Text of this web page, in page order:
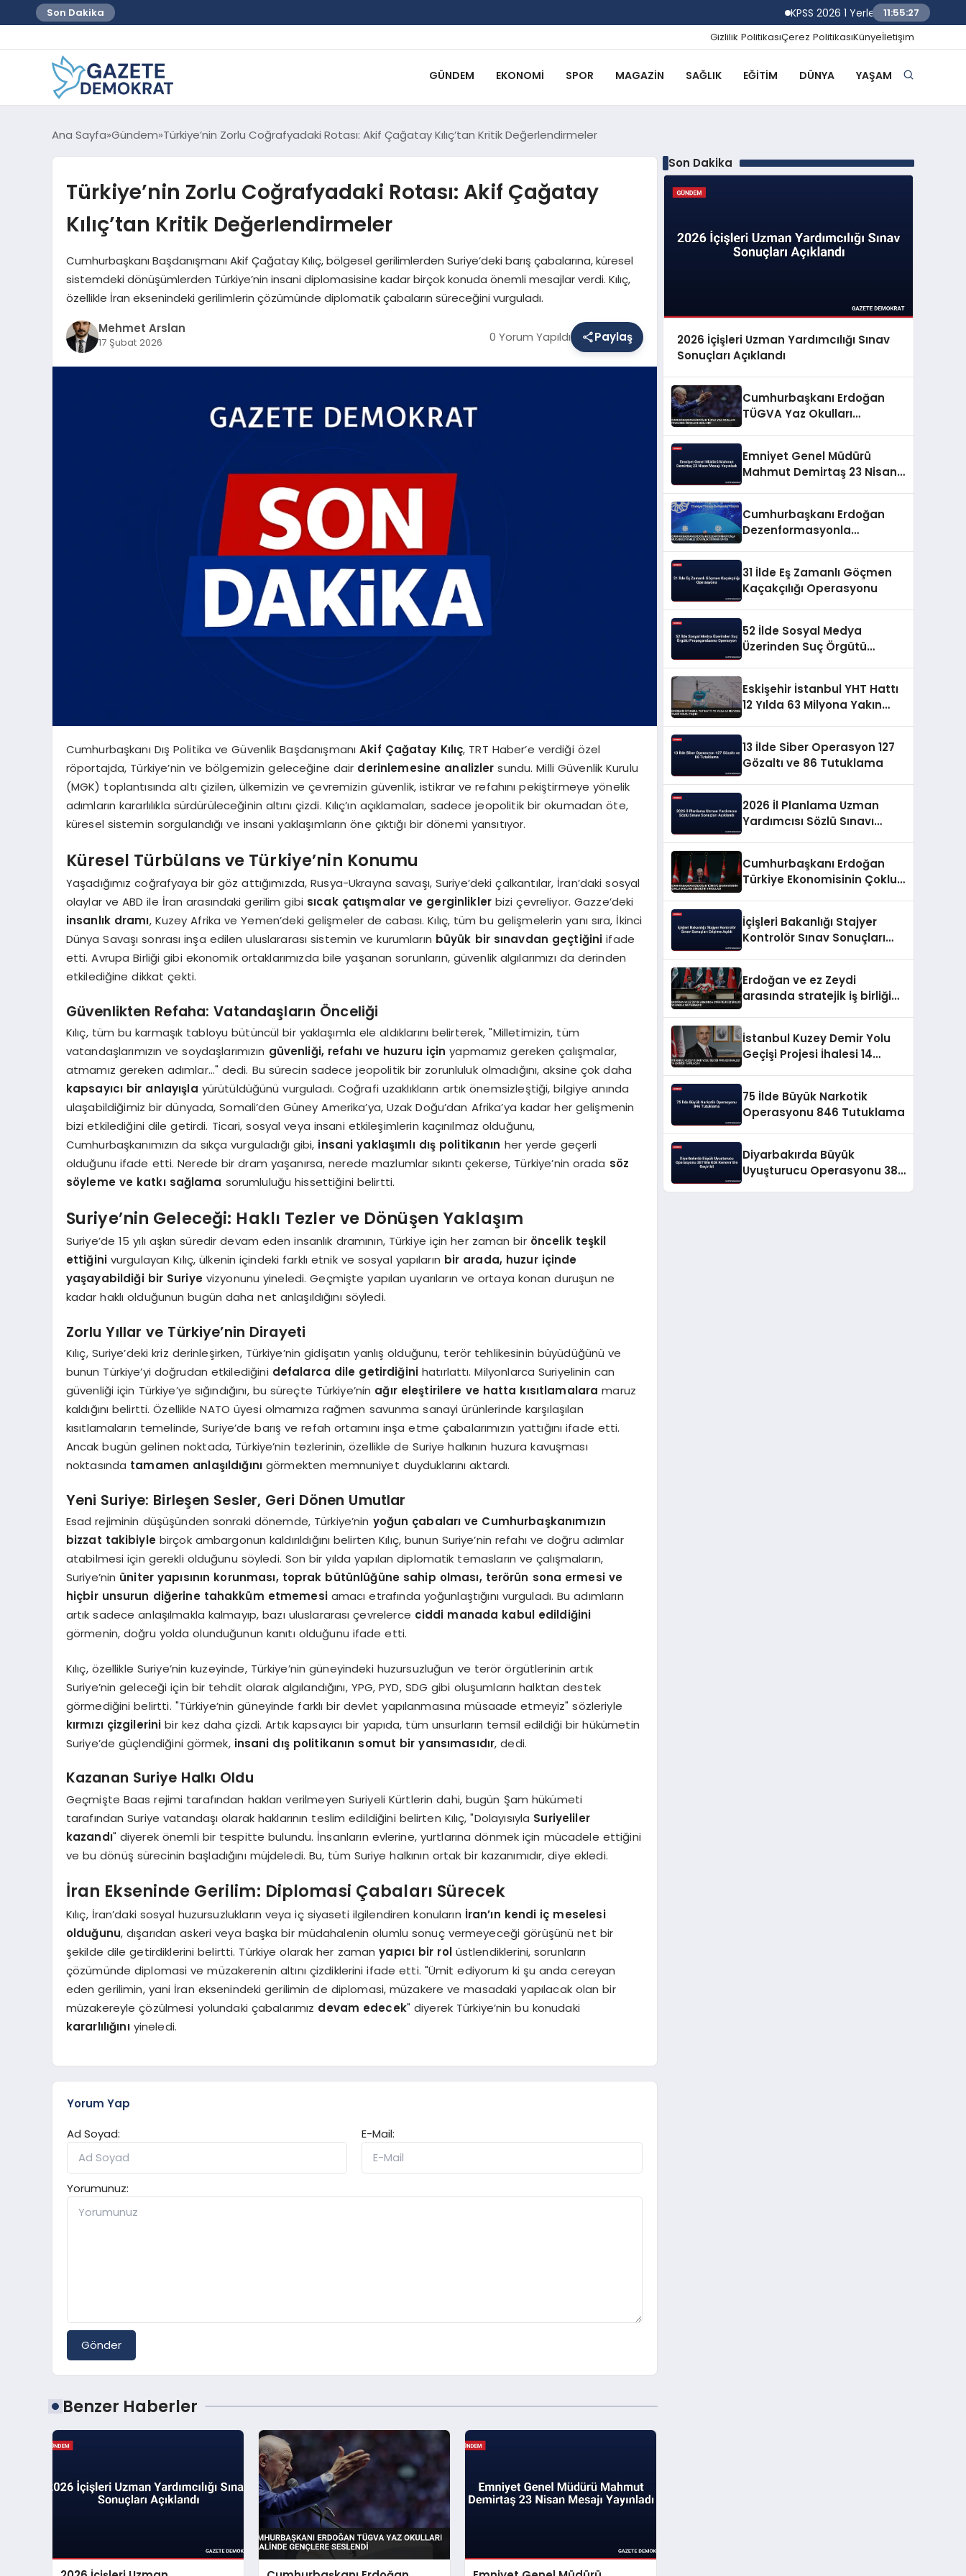
Son Dakika KPSS 2026 1 Yerleştirme Sonuçlarına
11:55:28
Gizlilik PolitikasıÇerez PolitikasıKünyeİletişim
GÜNDEM EKONOMI SPOR MAGAZIN SAĞLIK EĞITIM DÜNYA YAŞAM
Ana Sayfa Gündem Türkiye’nin Zorlu Coğrafyadaki Rotası: Akif Çağatay Kılıç’tan Kritik Değerlendirmeler
Türkiye’nin Zorlu Coğrafyadaki Rotası: Akif Çağatay
Kılıç’tan Kritik Değerlendirmeler
Cumhurbaşkanı Başdanışmanı Akif Çağatay Kılıç, bölgesel gerilimlerden Suriye’deki barış çabalarına, küresel
sistemdeki dönüşümlerden Türkiye’nin insani diplomasisine kadar birçok konuda önemli mesajlar verdi. Kılıç,
özellikle İran eksenindeki gerilimlerin çözümünde diplomatik çabaların süreceğini vurguladı.
Mehmet Arslan
17 Şubat 2026 0 Yorum Yapıldı Paylaş
Cumhurbaşkanı Dış Politika ve Güvenlik BaşdanışmanıAkif Çağatay Kılıç, TRT Haber’e verdiği özel
röportajda, Türkiye’nin ve bölgemizin geleceğine dair derinlemesine analizler sundu. Milli Güvenlik Kurulu
(MGK) toplantısında altı çizilen, ülkemizin ve çevremizin güvenlik, istikrar ve refahını pekiştirmeye yönelik
adımların kararlılıkla sürdürüleceğinin altını çizdi. Kılıç’ın açıklamaları, sadece jeopolitik bir okumadan öte,
küresel sistemin sorgulandığı ve insani yaklaşımların öne çıktığı bir dönemi yansıtıyor.
Küresel Türbülans ve Türkiye’nin Konumu
Yaşadığımız coğrafyaya bir göz attığımızda, Rusya-Ukrayna savaşı, Suriye’deki çalkantılar, İran’daki sosyal
olaylar ve ABD ile İran arasındaki gerilim gibi sıcak çatışmalar ve gerginlikler bizi çevreliyor. Gazze’deki
insanlık dramı, Kuzey Afrika ve Yemen’deki gelişmeler de cabası. Kılıç, tüm bu gelişmelerin yanı sıra, İkinci
Dünya Savaşı sonrası inşa edilen uluslararası sistemin ve kurumların büyük bir sınavdan geçtiğini ifade
etti. Avrupa Birliği gibi ekonomik ortaklarımızda bile yaşanan sorunların, güvenlik algılarımızı da derinden
etkilediğine dikkat çekti.
Güvenlikten Refaha: Vatandaşların Önceliği
Kılıç, tüm bu karmaşık tabloyu bütüncül bir yaklaşımla ele aldıklarını belirterek, "Milletimizin, tüm
vatandaşlarımızın ve soydaşlarımızın güvenliği, refahı ve huzuru için yapmamız gereken çalışmalar,
atmamız gereken adımlar…" dedi. Bu sürecin sadece jeopolitik bir zorunluluk olmadığını, aksine çok daha
kapsayıcı bir anlayışla yürütüldüğünü vurguladı. Coğrafi uzaklıkların artık önemsizleştiği, bilgiye anında
ulaşabildiğimiz bir dünyada, Somali’den Güney Amerika’ya, Uzak Doğu’dan Afrika’ya kadar her gelişmenin
bizi etkilediğini dile getirdi. Ticari, sosyal veya insani etkileşimlerin kaçınılmaz olduğunu,
Cumhurbaşkanımızın da sıkça vurguladığı gibi, insani yaklaşımlı dış politikanın her yerde geçerli
olduğunu ifade etti. Nerede bir dram yaşanırsa, nerede mazlumlar sıkıntı çekerse, Türkiye’nin orada söz
söyleme ve katkı sağlama sorumluluğu hissettiğini belirtti.
Suriye’nin Geleceği: Haklı Tezler ve Dönüşen Yaklaşım
Suriye’de 15 yılı aşkın süredir devam eden insanlık dramının, Türkiye için her zaman bir öncelik teşkil
ettiğinivurgulayan Kılıç, ülkenin içindeki farklı etnik ve sosyal yapıların bir arada, huzur içinde
yaşayabildiği bir Suriyevizyonunu yineledi. Geçmişte yapılan uyarıların ve ortaya konan duruşun ne
kadar haklı olduğunun bugün daha net anlaşıldığını söyledi.
Zorlu Yıllar ve Türkiye’nin Dirayeti
Kılıç, Suriye’deki kriz derinleşirken, Türkiye’nin gidişatın yanlış olduğunu, terör tehlikesinin büyüdüğünü ve
bunun Türkiye’yi doğrudan etkilediğini defalarca dile getirdiğini hatırlattı. Milyonlarca Suriyelinin can
güvenliği için Türkiye’ye sığındığını, bu süreçte Türkiye’nin ağır eleştirilere ve hatta kısıtlamalara maruz
kaldığını belirtti. Özellikle NATO üyesi olmamıza rağmen savunma sanayi ürünlerinde karşılaşılan
kısıtlamaların temelinde, Suriye’de barış ve refah ortamını inşa etme çabalarımızın yattığını ifade etti.
Ancak bugün gelinen noktada, Türkiye’nin tezlerinin, özellikle de Suriye halkının huzura kavuşması
noktasında tamamen anlaşıldığını görmekten memnuniyet duyduklarını aktardı.
Yeni Suriye: Birleşen Sesler, Geri Dönen Umutlar
Esad rejiminin düşüşünden sonraki dönemde, Türkiye’nin yoğun çabaları ve Cumhurbaşkanımızın
bizzat takibiylebirçok ambargonun kaldırıldığını belirten Kılıç, bunun Suriye’nin refahı ve doğru adımlar
atabilmesi için gerekli olduğunu söyledi. Son bir yılda yapılan diplomatik temasların ve çalışmaların,
Suriye’nin üniter yapısının korunması, toprak bütünlüğüne sahip olması, terörün sona ermesi ve
hiçbir unsurun diğerine tahakküm etmemesiamacı etrafında yoğunlaştığını vurguladı. Bu adımların
artık sadece anlaşılmakla kalmayıp, bazı uluslararası çevrelerce ciddi manada kabul edildiğini
görmenin, doğru yolda olunduğunun kanıtı olduğunu ifade etti.
Kılıç, özellikle Suriye’nin kuzeyinde, Türkiye’nin güneyindeki huzursuzluğun ve terör örgütlerinin artık
Suriye’nin geleceği için bir tehdit olarak algılandığını, YPG, PYD, SDG gibi oluşumların halktan destek
görmediğini belirtti. "Türkiye’nin güneyinde farklı bir devlet yapılanmasına müsaade etmeyiz" sözleriyle
kırmızı çizgilerini bir kez daha çizdi. Artık kapsayıcı bir yapıda, tüm unsurların temsil edildiği bir hükümetin
Suriye’de güçlendiğini görmek, insani dış politikanın somut bir yansımasıdır, dedi.
Kazanan Suriye Halkı Oldu
Geçmişte Baas rejimi tarafından hakları verilmeyen Suriyeli Kürtlerin dahi, bugün Şam hükümeti
tarafından Suriye vatandaşı olarak haklarının teslim edildiğini belirten Kılıç, "Dolayısıyla Suriyeliler
kazandı" diyerek önemli bir tespitte bulundu. İnsanların evlerine, yurtlarına dönmek için mücadele ettiğini
ve bu dönüş sürecinin başladığını müjdeledi. Bu, tüm Suriye halkının ortak bir kazanımıdır, diye ekledi.
İran Ekseninde Gerilim: Diplomasi Çabaları Sürecek
Kılıç, İran’daki sosyal huzursuzlukların veya iç siyaseti ilgilendiren konuların İran’ın kendi iç meselesi
olduğunu, dışarıdan askeri veya başka bir müdahalenin olumlu sonuç vermeyeceği görüşünü net bir
şekilde dile getirdiklerini belirtti. Türkiye olarak her zamanyapıcı bir rolüstlendiklerini, sorunların
çözümünde diplomasi ve müzakerenin altını çizdiklerini ifade etti. "Ümit ediyorum ki şu anda cereyan
eden gerilimin, yani İran eksenindeki gerilimin de diplomasi, müzakere ve masadaki yapılacak olan bir
müzakereyle çözülmesi yolundaki çabalarımız devam edecek" diyerek Türkiye’nin bu konudaki
kararlılığınıyineledi.
Yorum Yap
Ad Soyad:
E-Mail:
Yorumunuz:
Gönder
Benzer Haberler
Son Dakika
2026 İçişleri Uzman Yardımcılığı Sınav
Sonuçları Açıklandı
Cumhurbaşkanı Erdoğan
TÜGVA Yaz Okulları
Emniyet Genel Müdürü
Mahmut Demirtaş 23 Nisan
Cumhurbaşkanı Erdoğan
Dezenformasyonla
31 İlde Eş Zamanlı Göçmen
Kaçakçılığı Operasyonu
52 İlde Sosyal Medya
Üzerinden Suç Örgütü
Eskişehir İstanbul YHT Hattı
12 Yılda 63 Milyona Yakın
13 İlde Siber Operasyon 127
Gözaltı ve 86 Tutuklama
2026 İl Planlama Uzman
Yardımcısı Sözlü Sınavı
Cumhurbaşkanı Erdoğan
Türkiye Ekonomisinin Çoklu
İçişleri Bakanlığı Stajyer
Kontrolör Sınav Sonuçları
Erdoğan ve ez Zeydi
arasında stratejik iş birliği
İstanbul Kuzey Demir Yolu
Geçişi Projesi İhalesi 14
75 İlde Büyük Narkotik
Operasyonu 846 Tutuklama
Diyarbakırda Büyük
Uyuşturucu Operasyonu 387